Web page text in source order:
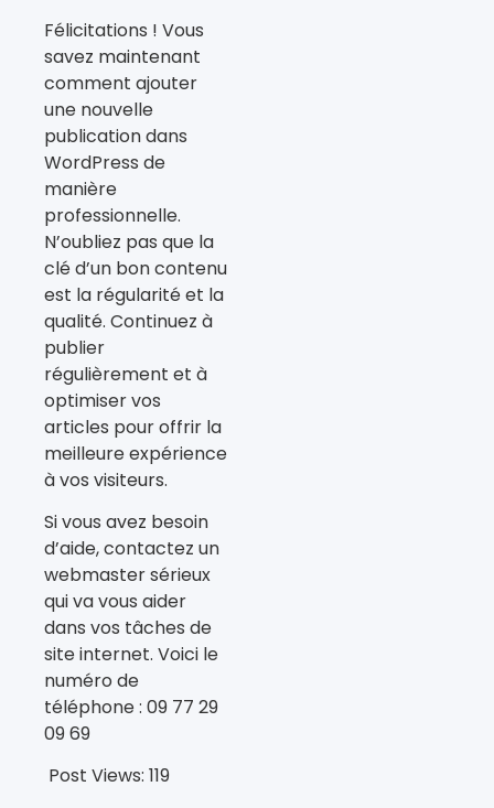
Félicitations ! Vous
savez maintenant
comment ajouter
une nouvelle
publication dans
WordPress de
manière
professionnelle.
N’oubliez pas que la
clé d’un bon contenu
est la régularité et la
qualité. Continuez à
publier
régulièrement et à
optimiser vos
articles pour offrir la
meilleure expérience
à vos visiteurs.
Si vous avez besoin
d’aide, contactez un
webmaster sérieux
qui va vous aider
dans vos tâches de
site internet. Voici le
numéro de
téléphone : 09 77 29
09 69
Post Views: 119